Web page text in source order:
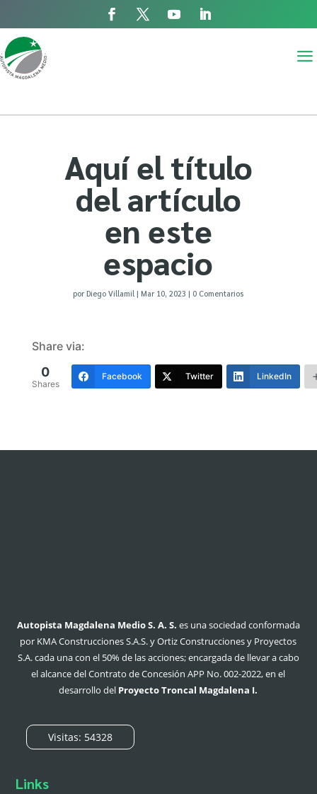
a
Aquí el título
del artículo
en este
espacio
porDiego Villamil |Mar 10, 2023 | 0 Comentarios
Share via:
0
Shares
Facebook Twitter LinkedIn
Autopista Magdalena Medio S. A. S. es una sociedad conformada
por KMA Construcciones S.A.S. y Ortiz Construcciones y Proyectos
S.A. cada una con el 50% de las acciones;encargada de llevar a cabo
el alcance del Contrato de Concesión APP No. 002-2022, en el
desarrollo del Proyecto Troncal Magdalena I.
Visitas: 54328
Links